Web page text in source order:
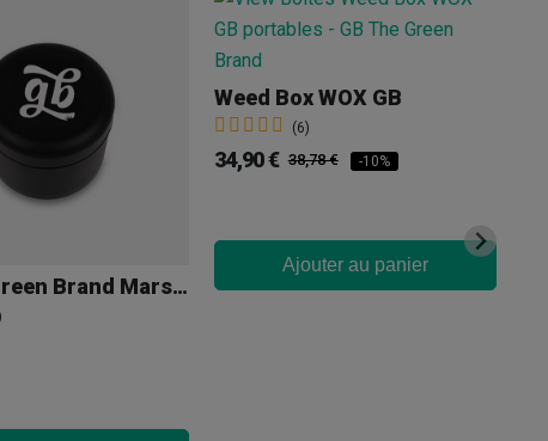
GB The Green Brand Mars Grinder Noir Premium 55 Mm
Weed Box WOX GB
(6)
34,90 € 38,78 € -10%
Ajouter au panier